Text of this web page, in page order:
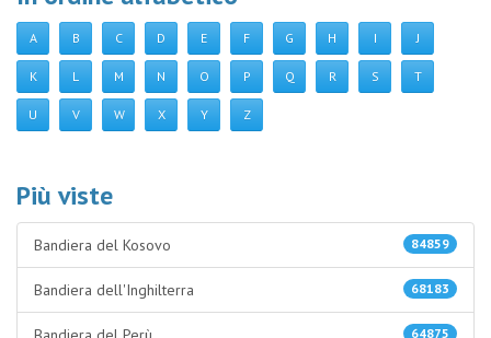
A B C D E F G H I J
K L M N O P Q R S T
U V W X Y Z
Più viste
84859
Bandiera del Kosovo
68183
Bandiera dell'Inghilterra
64875